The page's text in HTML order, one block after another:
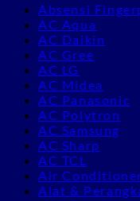
Absensi
AC Aqua
AC Daikin
AC Gree
AC LG
AC Midea
AC Panasonic
AC Polytron
AC Samsung
AC Sharp
AC TCL
Air
Alat &